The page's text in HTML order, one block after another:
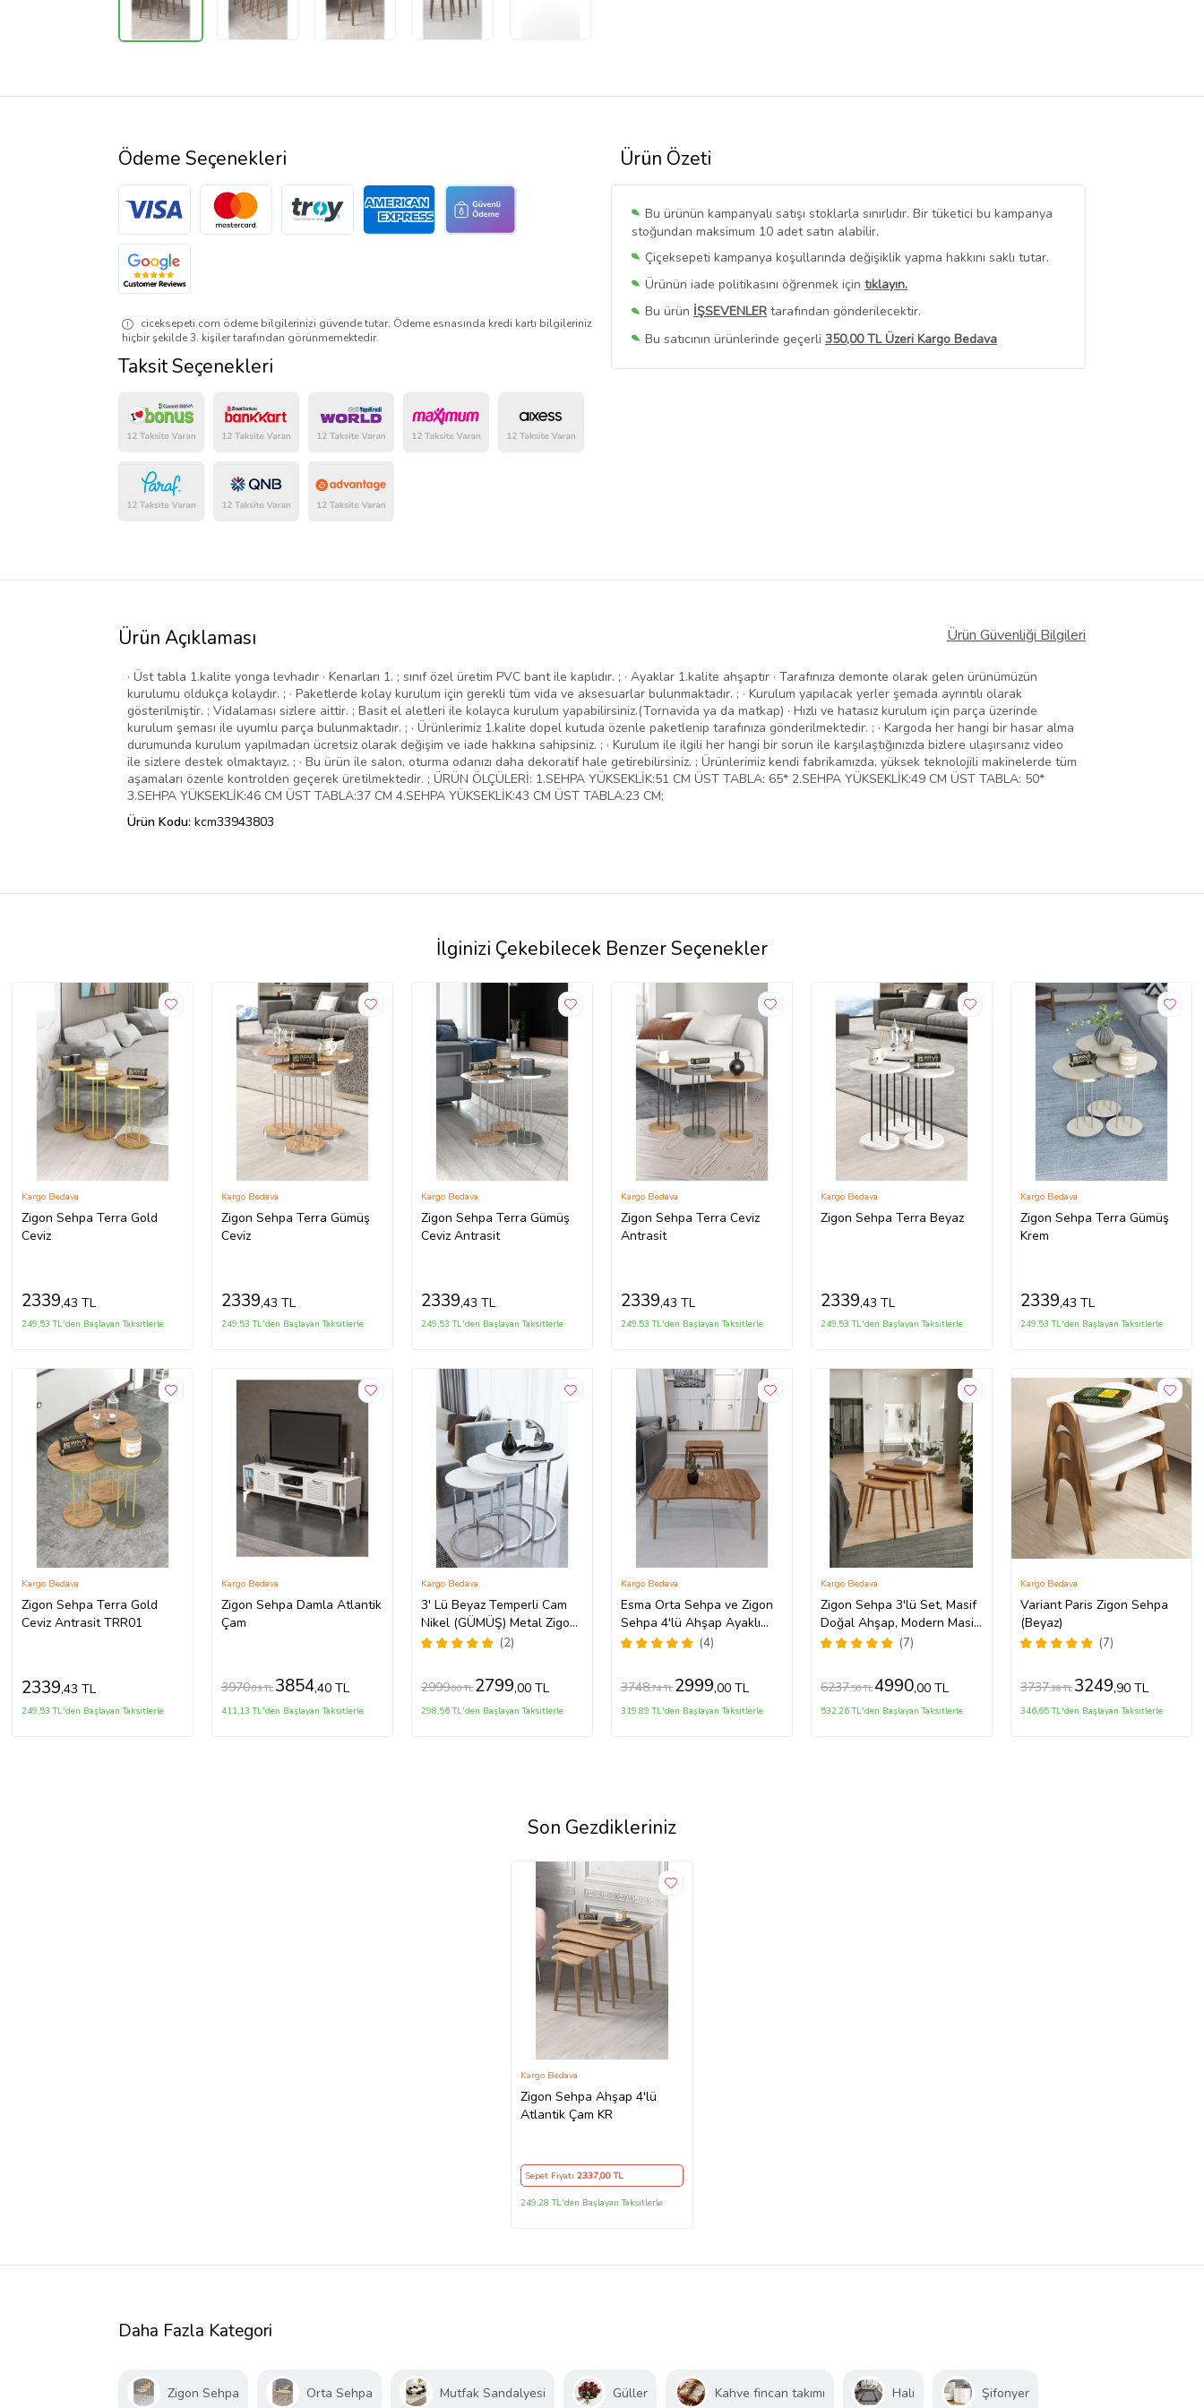
Ürün Özeti
Bu ürünün kampanyalı satışı stoklarla sınırlıdır. Bir tüketici bu kampanya
stoğundan maksimum 10 adet satın alabilir.
Çiçeksepeti kampanya koşullarında değişiklik yapma hakkını saklı tutar.
Ürünün iade politikasını öğrenmek için tıklayın.
Bu ürün İŞSEVENLER tarafından gönderilecektir.
Bu satıcının ürünlerinde geçerli 350,00 TL Üzeri Kargo Bedava
Bu SatıcınınTüm Ürünlerini Görüntüle
Ödeme Seçenekleri
ciceksepeti.com ödeme bilgilerinizi güvende tutar. Ödeme esnasında kredi kartı bilgileriniz
hiçbir şekilde 3. kişiler tarafından görünmemektedir.
Taksit Seçenekleri
Ürün Açıklaması Ürün Güvenliği Bilgileri
· Üst tabla 1.kalite yonga levhadır · Kenarları 1. ; sınıf özel üretim PVC bant ile kaplıdır. ; · Ayaklar 1.kalite ahşaptır · Tarafınıza demonte olarak gelen ürünümüzün
kurulumu oldukça kolaydır. ; · Paketlerde kolay kurulum için gerekli tüm vida ve aksesuarlar bulunmaktadır. ; · Kurulum yapılacak yerler şemada ayrıntılı olarak
gösterilmiştir. ; Vidalaması sizlere aittir. ; Basit el aletleri ile kolayca kurulum yapabilirsiniz.(Tornavida ya da matkap) · Hızlı ve hatasız kurulum için parça üzerinde
kurulum şeması ile uyumlu parça bulunmaktadır. ; · Ürünlerimiz 1.kalite dopel kutuda özenle paketlenip tarafınıza gönderilmektedir. ; · Kargoda her hangi bir hasar alma
durumunda kurulum yapılmadan ücretsiz olarak değişim ve iade hakkına sahipsiniz. ; · Kurulum ile ilgili her hangi bir sorun ile karşılaştığınızda bizlere ulaşırsanız video
ile sizlere destek olmaktayız. ; · Bu ürün ile salon, oturma odanızı daha dekoratif hale getirebilirsiniz. ; Ürünlerimiz kendi fabrikamızda, yüksek teknolojili makinelerde tüm
aşamaları özenle kontrolden geçerek üretilmektedir. ; ÜRÜN ÖLÇÜLERİ: 1.SEHPA YÜKSEKLİK:51 CM ÜST TABLA: 65* 2.SEHPA YÜKSEKLİK:49 CM ÜST TABLA: 50*
3.SEHPA YÜKSEKLİK:46 CM ÜST TABLA:37 CM 4.SEHPA YÜKSEKLİK:43 CM ÜST TABLA:23 CM;
Ürün Kodu: kcm33943803
İlginizi Çekebilecek Benzer Seçenekler
Zigon Sehpa Terra Gold
Ceviz
Kargo Bedava
2339,43 TL
249,53 TL'den Başlayan Taksitlerle
Zigon Sehpa Terra Gümüş
Ceviz
Kargo Bedava
2339,43 TL
249,53 TL'den Başlayan Taksitlerle
Zigon Sehpa Terra Gümüş
Ceviz Antrasit
Kargo Bedava
2339,43 TL
249,53 TL'den Başlayan Taksitlerle
Zigon Sehpa Terra Ceviz
Antrasit
Kargo Bedava
2339,43 TL
249,53 TL'den Başlayan Taksitlerle
Zigon Sehpa Terra Beyaz
Kargo Bedava
2339,43 TL
249,53 TL'den Başlayan Taksitlerle
Zigon Sehpa Terra Gümüş
Krem
Kargo Bedava
2339,43 TL
249,53 TL'den Başlayan Taksitlerle
Zigon Sehpa Terra Gold
Ceviz Antrasit TRR01
Kargo Bedava
2339,43 TL
249,53 TL'den Başlayan Taksitlerle
Zigon Sehpa Damla Atlantik
Çam
Kargo Bedava
3970,03 TL 3854,40 TL
411,13 TL'den Başlayan Taksitlerle
3' Lü Beyaz Temperli Cam
Nikel (GÜMÜŞ) Metal Zigon
Sehpa
(2)
Kargo Bedava
2999,00 TL 2799,00 TL
298,56 TL'den Başlayan Taksitlerle
Esma Orta Sehpa ve Zigon
Sehpa 4'lü Ahşap Ayaklı
Salon Seti Sehpa - Ceviz
(4)
Kargo Bedava
3748,74 TL 2999,00 TL
319,89 TL'den Başlayan Taksitlerle
Zigon Sehpa 3'lü Set, Masif
Doğal Ahşap, Modern Masif
Yan Sehpa
(7)
Kargo Bedava
6237,50 TL4990,00 TL
532,26 TL'den Başlayan Taksitlerle
Variant Paris Zigon Sehpa
(Beyaz)
(7)
Kargo Bedava
3737,38 TL 3249,90 TL
346,65 TL'den Başlayan Taksitlerle
Son Gezdikleriniz
Zigon Sehpa Ahşap 4'lü
Atlantik Çam KR
Kargo Bedava
Sepet Fiyatı2337,00 TL
249,28 TL'den Başlayan Taksitlerle
Daha Fazla Kategori
Zigon Sehpa Orta Sehpa Mutfak Sandalyesi Güller Kahve fincan takımı Halı Şifonyer